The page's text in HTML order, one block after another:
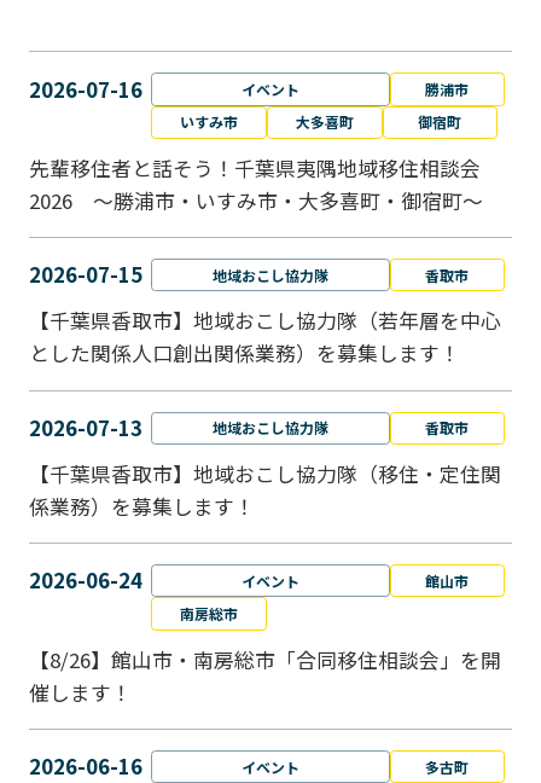
2026-07-16 イベント
勝浦市
いすみ市
大多喜町 御宿町
先輩移住者と話そう！千葉県夷隅地域移住相談会
2026 ～勝浦市・いすみ市・大多喜町・御宿町～
2026-07-15 地域おこし協力隊 香取市
【千葉県香取市】地域おこし協力隊（若年層を中心
とした関係人口創出関係業務）を募集します！
2026-07-13 地域おこし協力隊 香取市
【千葉県香取市】地域おこし協力隊（移住・定住関
係業務）を募集します！
2026-06-24 イベント
館山市
南房総市
【8/26】館山市・南房総市「合同移住相談会」を開
催します！
2026-06-16 イベント 多古町